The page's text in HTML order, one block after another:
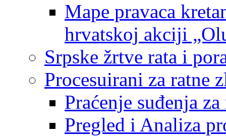
Mape pravaca
hrvatskoj akciji
Srpske žrtve rata i
Procesuirani za ratne
Praćenje suđenja
Pregled i Analiza